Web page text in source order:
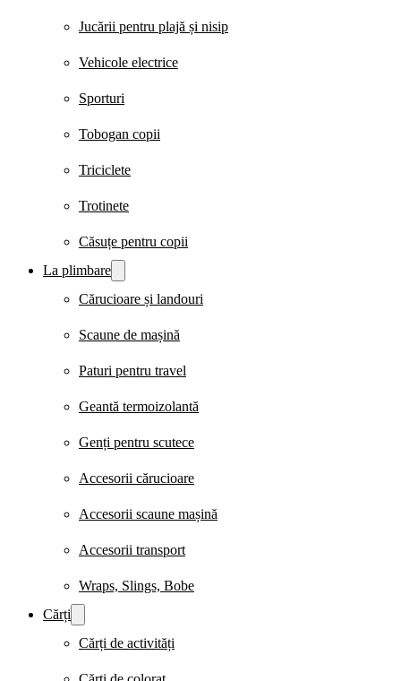
Jucării pentru plajă și nisip
Vehicole electrice
Sporturi
Tobogan copii
Triciclete
Trotinete
Căsuțe pentru copii
La plimbare
Cărucioare și landouri
Scaune de mașină
Paturi pentru travel
Geantă termoizolantă
Genți pentru scutece
Accesorii cărucioare
Accesorii scaune mașină
Accesorii transport
Wraps, Slings, Bobe
Cărți
Cărți de activități